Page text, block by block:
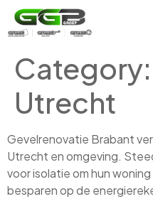
Category:
Utrecht
Gevelrenovatie Brabant
Utrecht en omgeving.
voor isolatie om hun
besparen op de